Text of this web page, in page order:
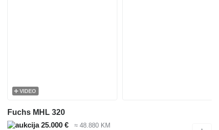
VIDEO
Fuchs MHL 320
25.000 €
≈ 48.880 KM